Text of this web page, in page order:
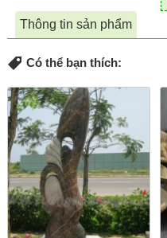
Thông tin sản phẩm
Có thể bạn thích: